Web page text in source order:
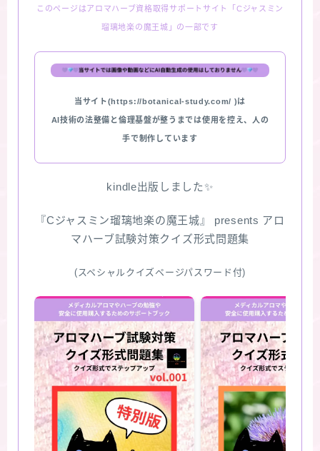
おすすめ商品＆レビュー
★スペシャルアロマハーブ４択クイズ (kindle出
版限定)
このページはアロマハーブ資格取得サポートサイト「Cジャスミン
瑠璃地楽の魔王城」の一部です
当サイト(https://botanical-study.com/ )は
AI技術の法整備と倫理基盤が整うまでは使用を控え、人の
手で制作しています
kindle出版しました✨
『Cジャスミン瑠璃地楽の魔王城』 presents アロ
マハーブ試験対策クイズ形式問題集
(スペシャルクイズページパスワード付)